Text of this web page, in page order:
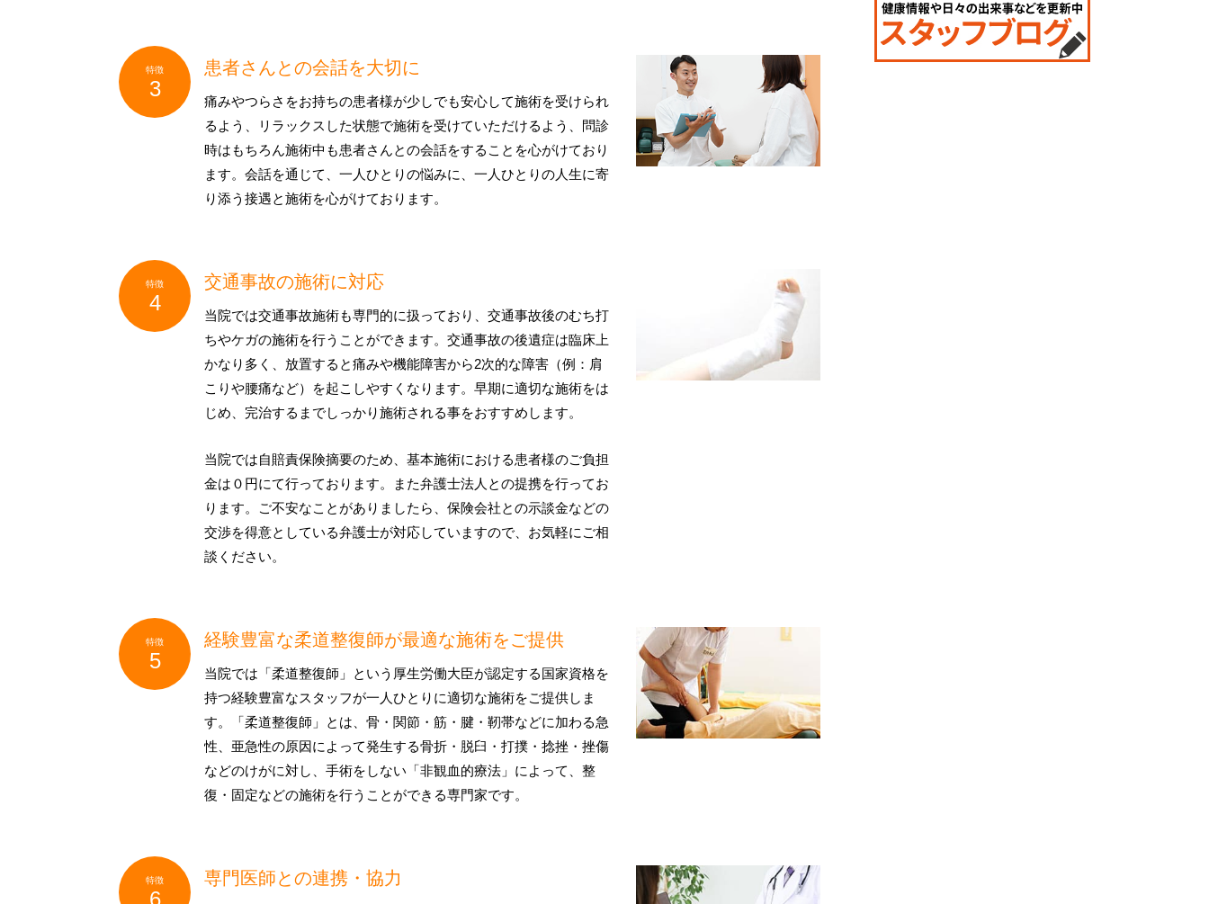
患者さんとの会話を大切に
痛みやつらさをお持ちの患者様が少しでも安心して施術を受けられ
るよう、リラックスした状態で施術を受けていただけるよう、問診
時はもちろん施術中も患者さんとの会話をすることを心がけており
ます。会話を通じて、一人ひとりの悩みに、一人ひとりの人生に寄
り添う接遇と施術を心がけております。
交通事故の施術に対応
当院では交通事故施術も専門的に扱っており、交通事故後のむち打
ちやケガの施術を行うことができます。交通事故の後遺症は臨床上
かなり多く、放置すると痛みや機能障害から2次的な障害（例：肩
こりや腰痛など）を起こしやすくなります。早期に適切な施術をは
じめ、完治するまでしっかり施術される事をおすすめします。
当院では自賠責保険摘要のため、基本施術における患者様のご負担
金は０円にて行っております。また弁護士法人との提携を行ってお
ります。ご不安なことがありましたら、保険会社との示談金などの
交渉を得意としている弁護士が対応していますので、お気軽にご相
談ください。
経験豊富な柔道整復師が最適な施術をご提供
当院では「柔道整復師」という厚生労働大臣が認定する国家資格を
持つ経験豊富なスタッフが一人ひとりに適切な施術をご提供しま
す。「柔道整復師」とは、骨・関節・筋・腱・靭帯などに加わる急
性、亜急性の原因によって発生する骨折・脱臼・打撲・捻挫・挫傷
などのけがに対し、手術をしない「非観血的療法」によって、整
復・固定などの施術を行うことができる専門家です。
専門医師との連携・協力